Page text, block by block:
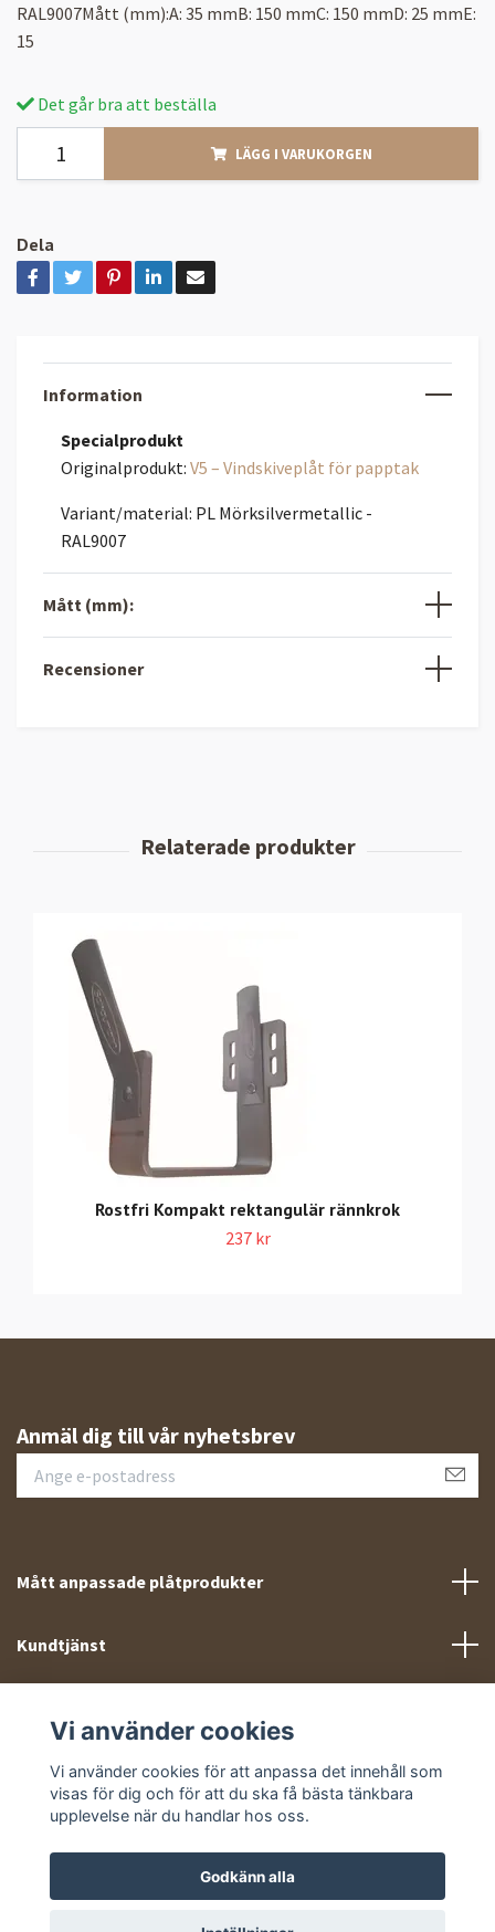
RAL9007Mått (mm):A: 35 mmB: 150 mmC: 150 mmD: 25 mmE:
15
Det går bra att beställa
LÄGG I VARUKORGEN
Dela
Information
Specialprodukt
Originalprodukt: V5 – Vindskiveplåt för papptak
Variant/material: PL Mörksilvermetallic -
RAL9007
Mått (mm):
Recensioner
Rostfri Kompakt rektangulär rännkrok
237 kr
Anmäl dig till vår nyhetsbrev
Mått anpassade plåtprodukter
Kundtjänst
Sociala medier
© 2026 Takprofiler.se
Vi använder cookies
Vi använder cookies för att anpassa det innehåll som
visas för dig och för att du ska få bästa tänkbara
upplevelse när du handlar hos oss.
Godkänn alla